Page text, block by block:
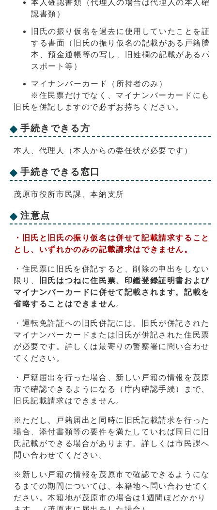
本人確認書類（代理人の場合は代理人の本人確
認書類）
旧氏の振り仮名を過去に使用していたことを証
する書面（旧氏の振り仮名の記載がある戸籍謄
本、預金通帳等の写し、旧姓欄の記載があるパ
スポート等）
マイナンバーカード（所持者のみ）
※住民票だけでなく、マイナンバーカードにも
旧氏を併記しますので必ずお持ちください。
手続きできる方
本人、代理人（本人からの委任状が必要です）
手続きできる窓口
茂原市役所市民課、本納支所
注意点
・旧氏と旧氏の振り仮名は併せて記載請求すること
とし、いずれかのみの記載請求はできません。
・住民票に旧氏を併記すると、削除の申出をしない
限り、
旧氏はつねに住民票、印鑑登録証明書および
マイナンバーカードに併せて記載されます。記載を
省略することはできません。
・運転免許証への旧氏併記には、旧氏が併記された
マイナンバーカードまたは旧氏が併記された住民票
が必要です。詳しくは最寄りの警察署に問い合わせ
てください。
・戸籍届出を行った場合、新しい戸籍の情報を茂原
市で確認できるようになる（庁内確認手続）まで、
旧氏記載請求はできません。
※ただし、戸籍届出と同時に旧氏記載請求を行った
場合、添付書類等の要件を満たしていれば同日に旧
氏記載ができる場合があります。詳しくは市民課へ
問い合わせてください。
※新しい戸籍の情報を茂原市で確認できるようにな
るまでの期間については、本籍地へ問い合わせてく
ださい。本籍地が茂原市の場合は1週間ほどかかり